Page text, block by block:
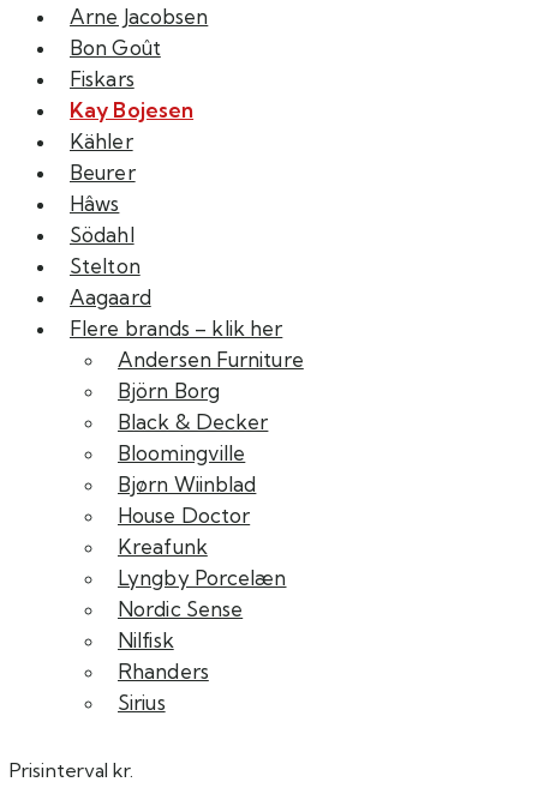
Arne Jacobsen
Bon Goût
Fiskars
Kay Bojesen
Kähler
Beurer
Hâws
Södahl
Stelton
Aagaard
Flere brands – klik her
Andersen Furniture
Björn Borg
Black & Decker
Bloomingville
Bjørn Wiinblad
House Doctor
Kreafunk
Lyngby Porcelæn
Nordic Sense
Nilfisk
Rhanders
Sirius
Prisinterval kr.